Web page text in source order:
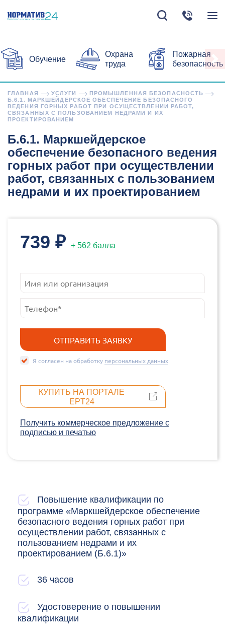
Обучение
Охрана
труда
Пожарная
безопасность
ГЛАВНАЯ УСЛУГИ
ПРОМЫШЛЕННАЯ БЕЗОПАСНОСТЬ
Б.6.1. МАРКШЕЙДЕРСКОЕ ОБЕСПЕЧЕНИЕ БЕЗОПАСНОГО
ВЕДЕНИЯ ГОРНЫХ РАБОТ ПРИ ОСУЩЕСТВЛЕНИИ РАБОТ,
СВЯЗАННЫХ С ПОЛЬЗОВАНИЕМ НЕДРАМИ И ИХ
ПРОЕКТИРОВАНИЕМ
Б.6.1. Маркшейдерское
обеспечение безопасного ведения
горных работ при осуществлении
работ, связанных с пользованием
недрами и их проектированием
Повышение квалификации по
программе «Маркшейдерское обеспечение
безопасного ведения горных работ при
осуществлении работ, связанных с
пользованием недрами и их
проектированием (Б.6.1)»
36 часов
Удостоверение о повышении
квалификации
739 ₽ + 562 балла
Я согласен на обработку персональных данных
КУПИТЬ НА ПОРТАЛЕ
EPT24
Получить коммерческое предложение c
подписью и печатью